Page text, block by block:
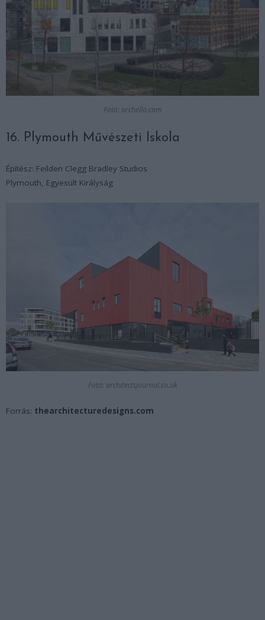
Fotó: archello.com
16. Plymouth Művészeti Iskola
Építész: Feilden Clegg Bradley Studios
Plymouth, Egyesült Királyság
Fotó: architectsjournal.co.uk
Forrás: thearchitecturedesigns.com